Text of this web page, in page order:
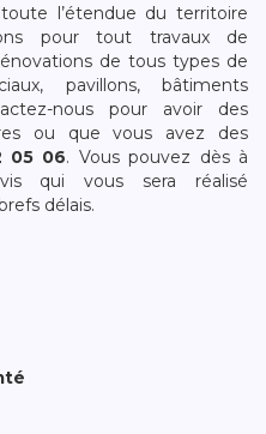
l’étendue du territoire
pour tout travaux de
de tous types de
pavillons, bâtiments
nous pour avoir des
ou que vous avez des
05 06. Vous pouvez dès à
qui vous sera réalisé
délais.